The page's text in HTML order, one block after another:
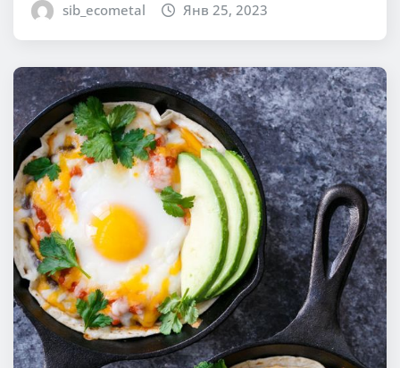
sib_ecometal Янв 25, 2023